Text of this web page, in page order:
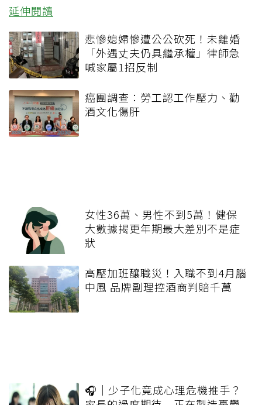
延伸閱讀
悲慘媳婦慘遭公公砍死！未離婚
「外遇丈夫仍具繼承權」律師急
喊家屬1招反制
癌團調查：勞工認工作壓力、勸
酒文化傷肝
女性36萬、男性不到5萬！健保
大數據揭更年期最大差別不是症
狀
高壓加班釀職災！入職不到4月腦
中風 品牌副理控酒商判賠千萬
🎧｜少子化竟成心理危機推手？